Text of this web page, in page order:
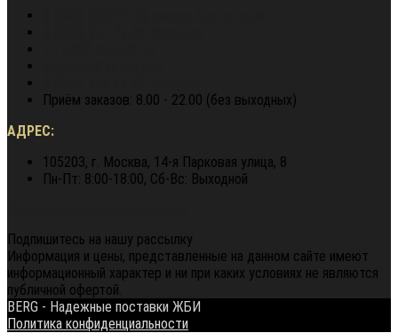
Приём заказов: 8.00 - 22.00 (без выходных)
АДРЕС:
105203, г. Москва, 14-я Парковая улица, 8
Пн-Пт: 8:00-18:00, Сб-Вс: Выходной
Подпишитесь на нашу рассылку
Информация и цены, представленные на данном сайте имеют
информационный характер и ни при каких условиях не являются
публичной офертой.
BERG - Надежные поставки ЖБИ
Политика конфиденциальности